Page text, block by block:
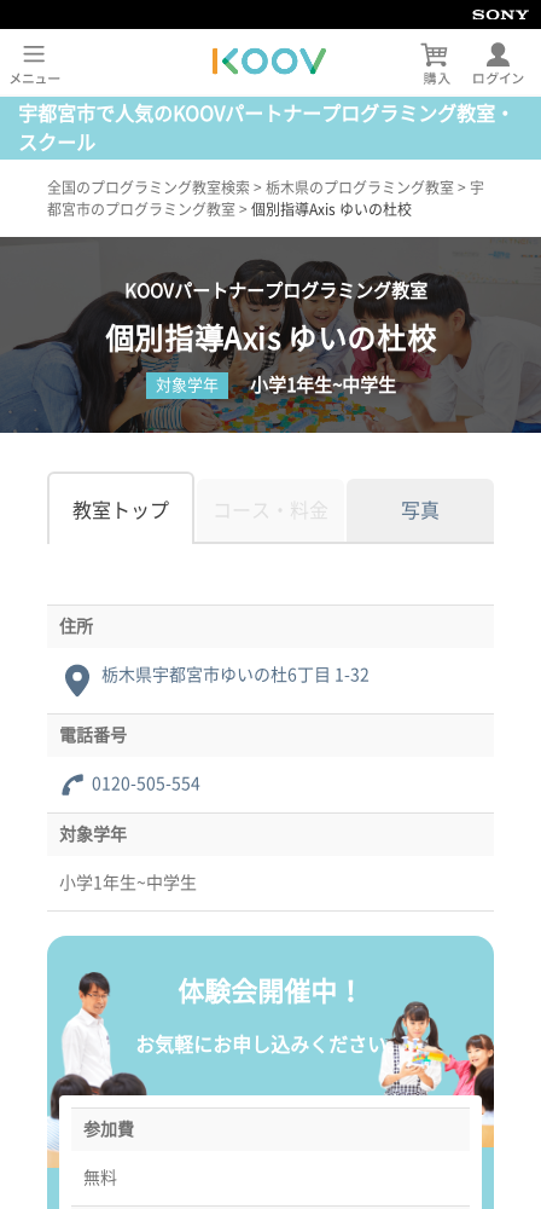
宇都宮市で人気のKOOVパートナープログラミング教室・
スクール
全国のプログラミング教室検索 > 栃木県のプログラミング教室 > 宇
都宮市のプログラミング教室 > 個別指導Axis ゆいの杜校
KOOVパートナープログラミング教室
個別指導Axis ゆいの杜校
対象学年 小学1年生~中学生
教室トップ コース・料金 写真
住所
栃木県宇都宮市ゆいの杜6丁目 1-32
電話番号
0120-505-554
対象学年
小学1年生~中学生
体験会開催中！
お気軽にお申し込みください。
参加費
無料